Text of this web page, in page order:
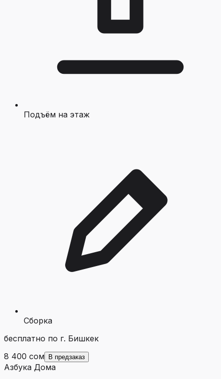
Подъём на этаж
Сборка
бесплатно по г. Бишкек
8 400 сом
В предзаказ
Азбука Дома